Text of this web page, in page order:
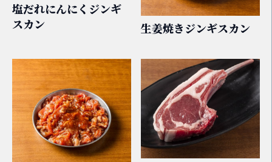
塩だれにんにくジンギ
スカン
生姜焼きジンギスカン